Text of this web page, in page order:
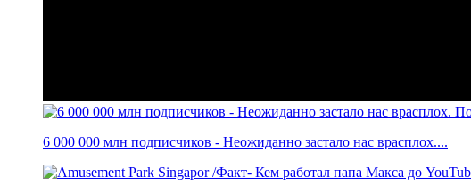
6 000 000 млн подписчиков - Неожиданно застало нас врасплох....